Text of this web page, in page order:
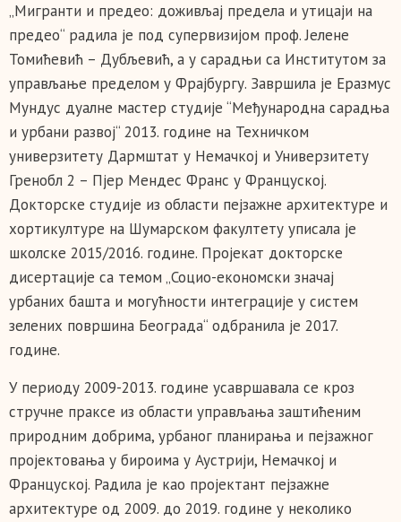
„Мигранти и предео: доживљај предела и утицаји на
предео“ радила је под супервизијом проф. Јелене
Томићевић – Дубљевић, а у сарадњи са Институтом за
управљање пределом у Фрајбургу. Завршила је Еразмус
Мундус дуалне мастер студије “Међународна сарадња
и урбани развој“ 2013. године на Техничком
универзитету Дармштат у Немачкој и Универзитету
Гренобл 2 – Пјер Мендес Франс у Француској.
Докторске студије из области пејзажне архитектуре и
хортикултуре на Шумарском факултету уписала је
школске 2015/2016. године. Пројекат докторске
дисертације са темом „Социо-економски значај
урбаних башта и могућности интеграције у систем
зелених површина Београда“ одбранила је 2017.
године.
У периоду 2009-2013. године усавршавала се кроз
стручне праксе из области управљања заштићеним
природним добрима, урбаног планирања и пејзажног
пројектовања у бироима у Аустрији, Немачкој и
Француској. Радила је као пројектант пејзажне
архитектуре од 2009. до 2019. године у неколико